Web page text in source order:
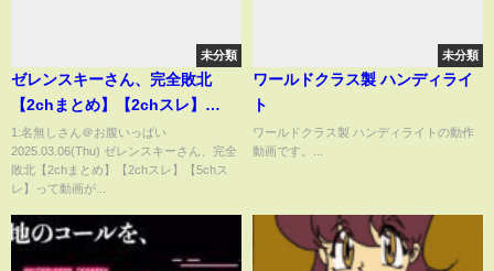
未分類
ゼレンスキーさん、完全敗北
【2chまとめ】【2chスレ】
【5chスレ】
1:名無しさん＠お腹いっぱい
2025.03.06(Thu) ゼレンスキーさん、完全
敗北【2chまとめ】【2chスレ】【5chス
レ】って動画が...
未分類
ワールドクラス製 ハンディライ
ト
ワールドクラス製 ハンディライトの動作
動画です。...